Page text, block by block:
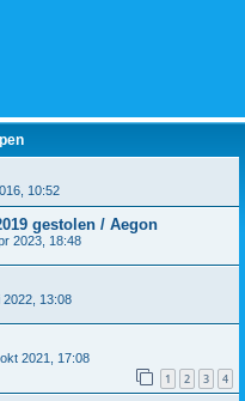
10:52
gestolen / Aegon
2023, 18:48
2022, 13:08
2021, 17:08
1 2 3 4